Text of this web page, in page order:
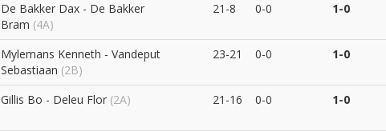
De Bakker Dax - De Bakker
Bram (4A)
21-8 0-0 1-0
Mylemans Kenneth - Vandeput
Sebastiaan (2B)
23-21 0-0 1-0
Gillis Bo - Deleu Flor (2A) 21-16 0-0 1-0